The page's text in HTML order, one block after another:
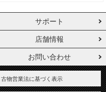
サポート
店舗情報
お問い合わせ
古物営業法に基づく表示